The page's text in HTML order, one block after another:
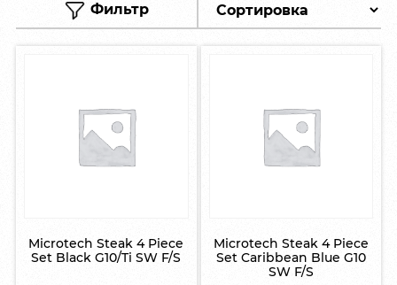
Фильтр
Microtech Steak 4 Piece
Set Black G10/Ti SW F/S
Microtech Steak 4 Piece
Set Caribbean Blue G10
SW F/S